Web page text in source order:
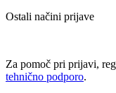
Ostali načini prijave
Za pomoč pri prijavi,
tehnično podporo.